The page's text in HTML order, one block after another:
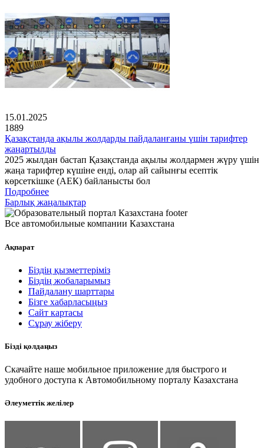
15.01.2025
1889
Қазақстанда ақылы жолдарды пайдаланғаны үшін тарифтер
жаңартылды
2025 жылдан бастап Қазақстанда ақылы жолдармен жүру үшін
жаңа тарифтер күшіне енді, олар ай сайынғы есептік
көрсеткішке (АЕК) байланысты бол
Подробнее
Барлық жаңалықтар
Все автомобильные компании Казахстана
Ақпарат
Біздің қызметтеріміз
Біздің жобаларымыз
Пайдалану шарттары
Бізге хабарласыңыз
Сайт картасы
Сұрау жіберу
Бізді қолдаңыз
Скачайте наше мобильное приложение для быстрого и
удобного доступа к Автомобильному порталу Казахстана
Әлеуметтік желілер